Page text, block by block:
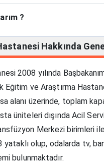
?
Hakkında
2008 yılında
Eğitim ve Araştırma
alanı üzerinde, toplam
üniteleri dışında Acil
Merkezi birimleri
yataklı olup, odalarda tv,
bulunmaktadır.